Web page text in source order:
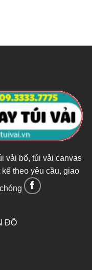
vải bố, túi vải canvas
theo yêu cầu, giao
ĐỒ